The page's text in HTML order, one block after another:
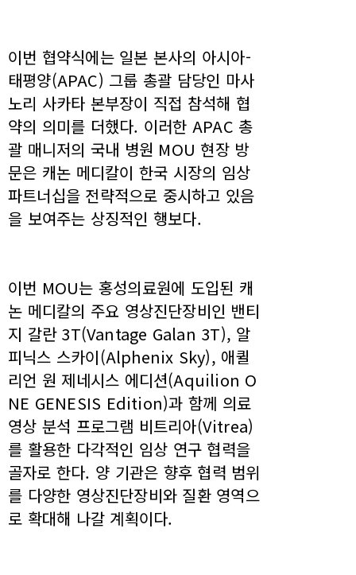
이번 협약식에는 일본 본사의 아시아-
태평양(APAC) 그룹 총괄 담당인 마사
노리 사카타 본부장이 직접 참석해 협
약의 의미를 더했다. 이러한 APAC 총
괄 매니저의 국내 병원 MOU 현장 방
문은 캐논 메디칼이 한국 시장의 임상
파트너십을 전략적으로 중시하고 있음
을 보여주는 상징적인 행보다.
이번 MOU는 홍성의료원에 도입된 캐
논 메디칼의 주요 영상진단장비인 밴티
지 갈란 3T(Vantage Galan 3T), 알
피닉스 스카이(Alphenix Sky), 애퀼
리언 원 제네시스 에디션(Aquilion O
NE GENESIS Edition)과 함께 의료
영상 분석 프로그램 비트리아(Vitrea)
를 활용한 다각적인 임상 연구 협력을
골자로 한다. 양 기관은 향후 협력 범위
를 다양한 영상진단장비와 질환 영역으
로 확대해 나갈 계획이다.